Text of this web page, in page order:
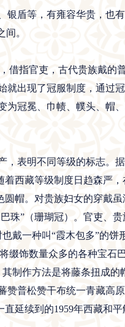
盾等，有雍容华贵，也
。
指官吏，古代贵族戴的
出现了冠服制度，通过
冠冕、巾帻、幞头、帽
表明不同等级的标志。
西藏等级制度日趋森严，
帽。对贵族妇女的穿戴
珠”（珊瑚冠）。官吏、
戴一种叫“霞木包多”的饼
缀饰数量众多的各种宝石
制作方法是将藤条扭成
赞普松赞干布统一青藏高
延续到的1959年西藏和平